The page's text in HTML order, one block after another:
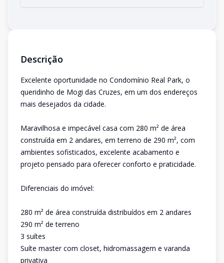
Descrição
Excelente oportunidade no Condomínio Real Park, o
queridinho de Mogi das Cruzes, em um dos endereços
mais desejados da cidade.
Maravilhosa e impecável casa com 280 m² de área
construída em 2 andares, em terreno de 290 m², com
ambientes sofisticados, excelente acabamento e
projeto pensado para oferecer conforto e praticidade.
Diferenciais do imóvel:
280 m² de área construída distribuídos em 2 andares
290 m² de terreno
3 suítes
Suíte master com closet, hidromassagem e varanda
privativa